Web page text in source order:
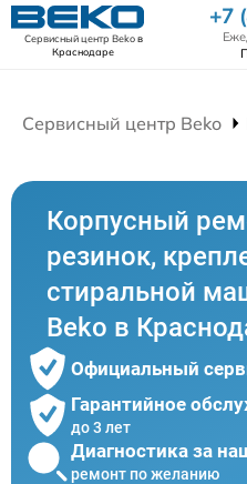
Сервисный центр Bekoв
Краснодаре
+7
Сервисный центр Beko
Корпусный
резинок,
стиральной
Beko в
Официальный
Гарантийное
до 3 лет
Диагностика за
ремонт по желанию